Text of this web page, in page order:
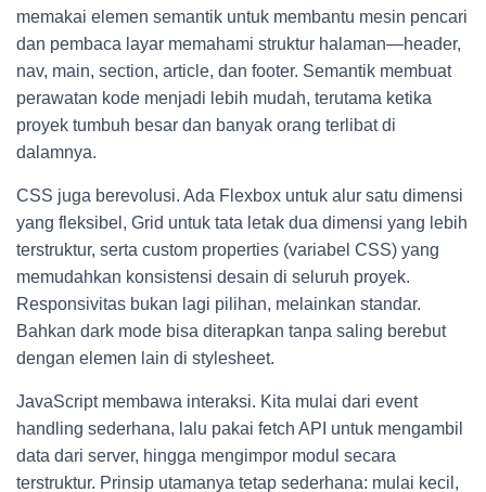
memakai elemen semantik untuk membantu mesin pencari
dan pembaca layar memahami struktur halaman—header,
nav, main, section, article, dan footer. Semantik membuat
perawatan kode menjadi lebih mudah, terutama ketika
proyek tumbuh besar dan banyak orang terlibat di
dalamnya.
CSS juga berevolusi. Ada Flexbox untuk alur satu dimensi
yang fleksibel, Grid untuk tata letak dua dimensi yang lebih
terstruktur, serta custom properties (variabel CSS) yang
memudahkan konsistensi desain di seluruh proyek.
Responsivitas bukan lagi pilihan, melainkan standar.
Bahkan dark mode bisa diterapkan tanpa saling berebut
dengan elemen lain di stylesheet.
JavaScript membawa interaksi. Kita mulai dari event
handling sederhana, lalu pakai fetch API untuk mengambil
data dari server, hingga mengimpor modul secara
terstruktur. Prinsip utamanya tetap sederhana: mulai kecil,